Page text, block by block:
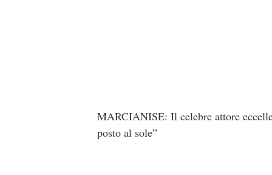
MARCIANISE: Il celebre attore
posto al sole”